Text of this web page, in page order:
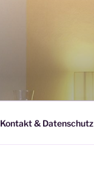
Kontakt & Datenschutz